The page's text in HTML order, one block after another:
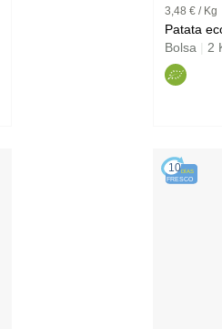
3,48 € / Kg
Patata
Bolsa
2
10DÍAS
FRESCO